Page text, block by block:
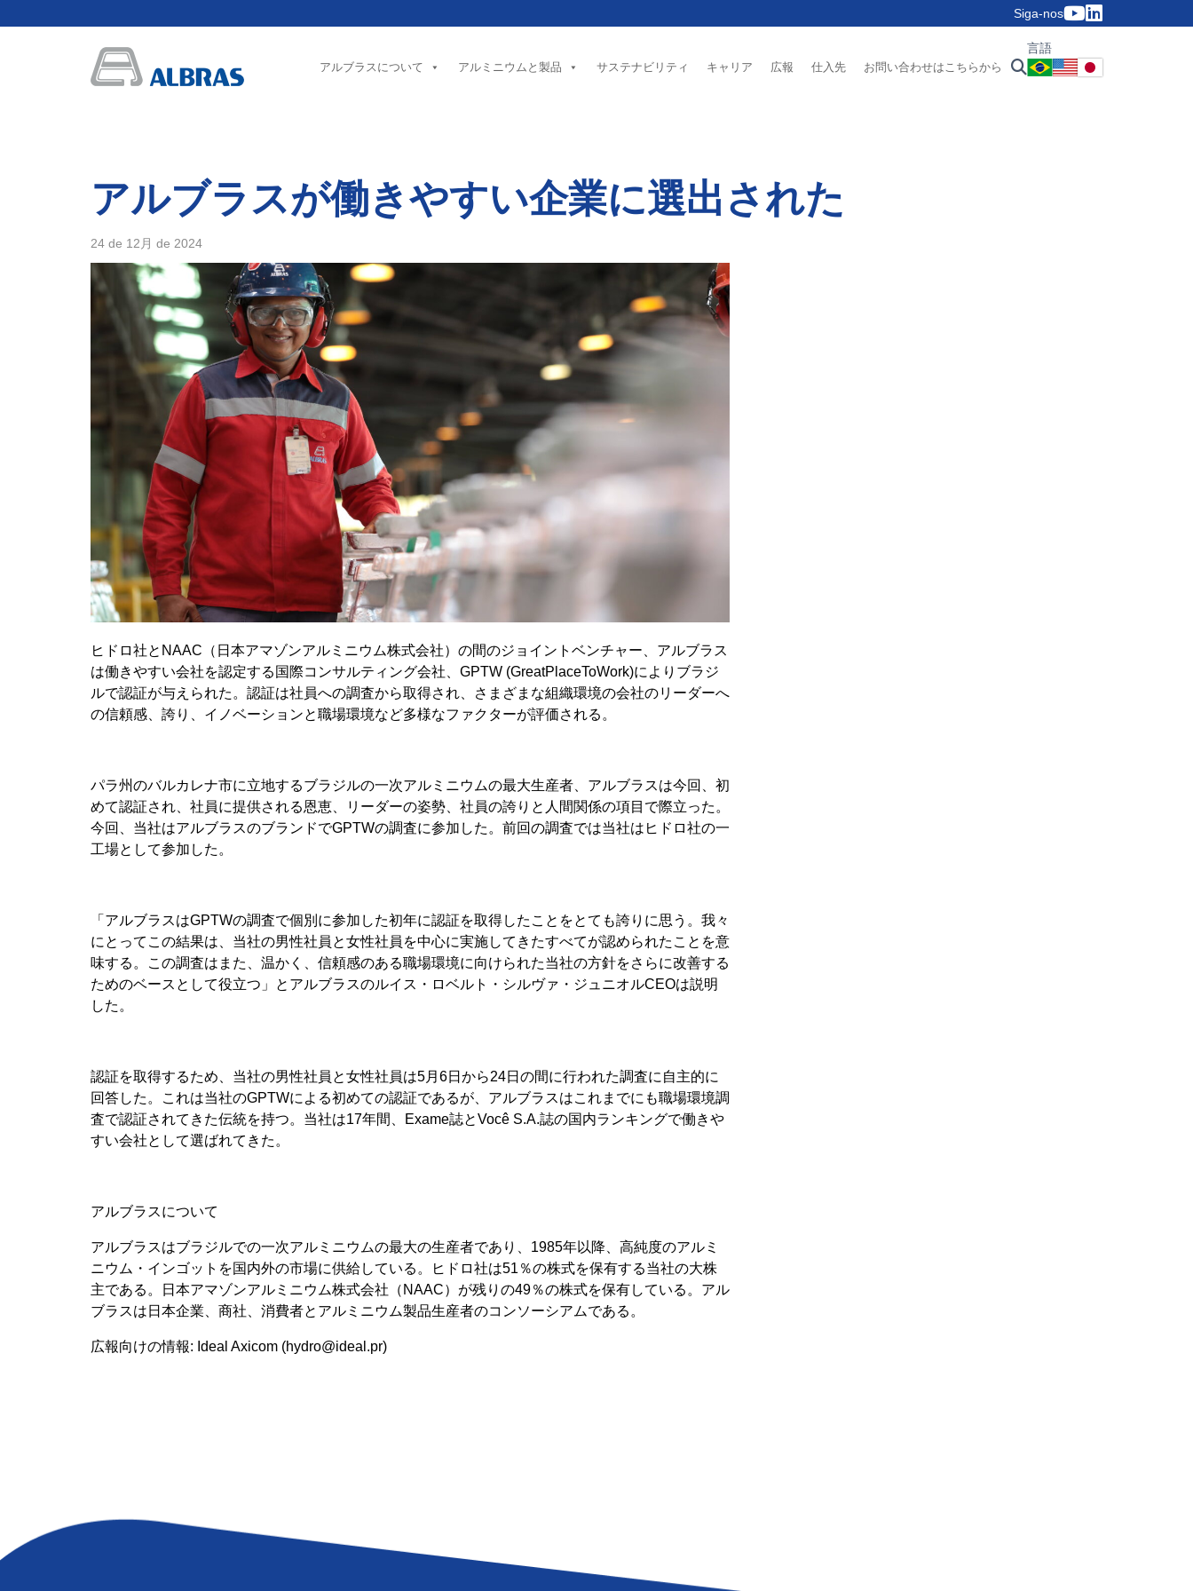
Siga-nos
アルブラスについて アルミニウムと製品 サステナビリティ キャリア 広報 仕入先 お問い合わせはこちらから
言語
アルブラスが働きやすい企業に選出された
24 de 12月 de 2024
ヒドロ社とNAAC（日本アマゾンアルミニウム株式会社）の間のジョイントベンチャー、アルブラス
は働きやすい会社を認定する国際コンサルティング会社、GPTW (GreatPlaceToWork)によりブラジ
ルで認証が与えられた。認証は社員への調査から取得され、さまざまな組織環境の会社のリーダーへ
の信頼感、誇り、イノベーションと職場環境など多様なファクターが評価される。
パラ州のバルカレナ市に立地するブラジルの一次アルミニウムの最大生産者、アルブラスは今回、初
めて認証され、社員に提供される恩恵、リーダーの姿勢、社員の誇りと人間関係の項目で際立った。
今回、当社はアルブラスのブランドでGPTWの調査に参加した。前回の調査では当社はヒドロ社の一
工場として参加した。
「アルブラスはGPTWの調査で個別に参加した初年に認証を取得したことをとても誇りに思う。我々
にとってこの結果は、当社の男性社員と女性社員を中心に実施してきたすべてが認められたことを意
味する。この調査はまた、温かく、信頼感のある職場環境に向けられた当社の方針をさらに改善する
ためのベースとして役立つ」とアルブラスのルイス・ロベルト・シルヴァ・ジュニオルCEOは説明
した。
認証を取得するため、当社の男性社員と女性社員は5月6日から24日の間に行われた調査に自主的に
回答した。これは当社のGPTWによる初めての認証であるが、アルブラスはこれまでにも職場環境調
査で認証されてきた伝統を持つ。当社は17年間、Exame誌とVocê S.A.誌の国内ランキングで働きや
すい会社として選ばれてきた。
アルブラスについて
アルブラスはブラジルでの一次アルミニウムの最大の生産者であり、1985年以降、高純度のアルミ
ニウム・インゴットを国内外の市場に供給している。ヒドロ社は51％の株式を保有する当社の大株
主である。日本アマゾンアルミニウム株式会社（NAAC）が残りの49％の株式を保有している。アル
ブラスは日本企業、商社、消費者とアルミニウム製品生産者のコンソーシアムである。
広報向けの情報: Ideal Axicom (hydro@ideal.pr)